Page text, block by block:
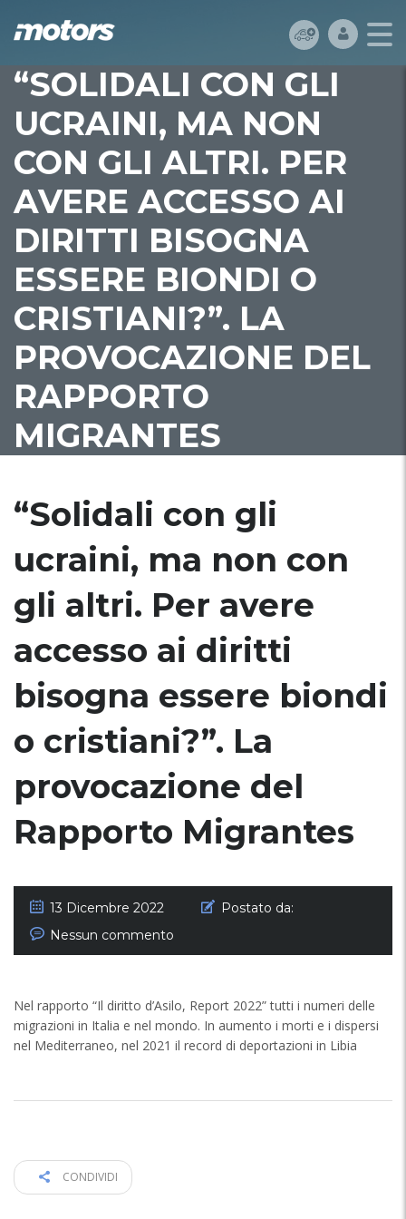
“SOLIDALI CON GLI
UCRAINI, MA NON
CON GLI ALTRI. PER
AVERE ACCESSO AI
DIRITTI BISOGNA
ESSERE BIONDI O
CRISTIANI?”. LA
PROVOCAZIONE DEL
RAPPORTO
MIGRANTES
“Solidali con gli
ucraini, ma non con
gli altri. Per avere
accesso ai diritti
bisogna essere biondi
o cristiani?”. La
provocazione del
Rapporto Migrantes
13 Dicembre 2022
Postato da:
Nessun commento
Nel rapporto “Il diritto d’Asilo, Report 2022” tutti i numeri delle
migrazioni in Italia e nel mondo. In aumento i morti e i dispersi
nel Mediterraneo, nel 2021 il record di deportazioni in Libia
CONDIVIDI